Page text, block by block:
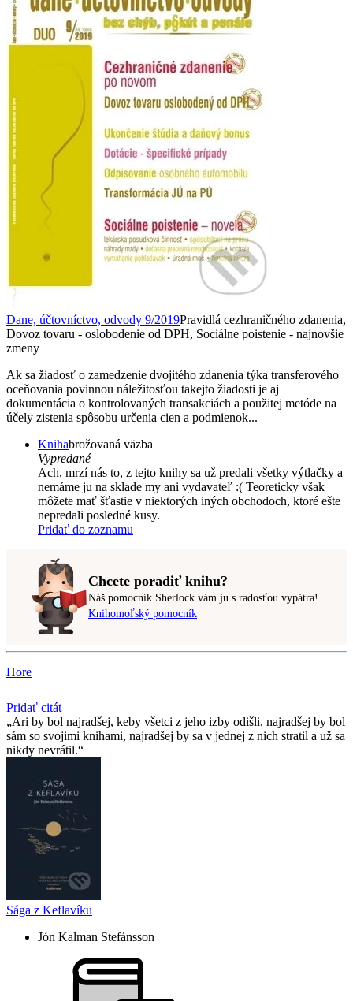
Dane, účtovníctvo, odvody 9/2019Pravidlá cezhraničného zdanenia,
Dovoz tovaru - oslobodenie od DPH, Sociálne poistenie - najnovšie
zmeny
Ak sa žiadosť o zamedzenie dvojitého zdanenia týka transferového
oceňovania povinnou náležitosťou takejto žiadosti je aj
dokumentácia o kontrolovaných transakciách a použitej metóde na
účely zistenia spôsobu určenia cien a podmienok...
Knihabrožovaná väzba
Vypredané
Ach, mrzí nás to, z tejto knihy sa už predali všetky výtlačky a
nemáme ju na sklade my ani vydavateľ :( Teoreticky však
môžete mať šťastie v niektorých iných obchodoch, ktoré ešte
nepredali posledné kusy.
Pridať do zoznamu
Chcete poradiť knihu?
Náš pomocník Sherlock vám ju s radosťou vypátra!
Knihomoľský pomocník
Hore
Pridať citát
Ari by bol najradšej, keby všetci z jeho izby odišli, najradšej by bol
sám so svojimi knihami, najradšej by sa v jednej z nich stratil a už sa
nikdy nevrátil.
Sága z Keflavíku
Jón Kalman Stefánsson